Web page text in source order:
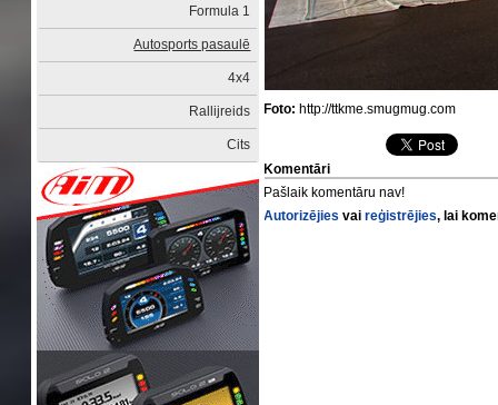
Formula 1
Autosports pasaulē
4x4
Rallijreids
Cits
Foto: http://ttkme.smugmug.com
Komentāri
Pašlaik komentāru nav!
Autorizējies vaireģistrējies, lai